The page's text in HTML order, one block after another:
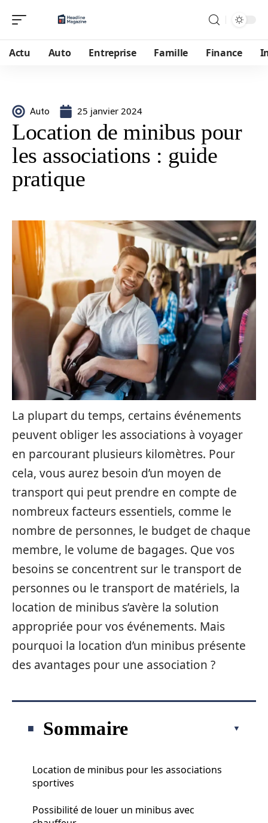
Actu Auto Entreprise Famille Finance
Auto 25 janvier 2024
Location de minibus pour
les associations : guide
pratique
La plupart du temps, certains événements
peuvent obliger les associations à voyager
en parcourant plusieurs kilomètres. Pour
cela, vous aurez besoin d’un moyen de
transport qui peut prendre en compte de
nombreux facteurs essentiels, comme le
nombre de personnes, le budget de chaque
membre, le volume de bagages. Que vos
besoins se concentrent sur le transport de
personnes ou le transport de matériels, la
location de minibus s’avère la solution
appropriée pour vos événements. Mais
pourquoi la location d’un minibus présente
des avantages pour une association ?
Sommaire
Location de minibus pour les associations
sportives
Possibilité de louer un minibus avec